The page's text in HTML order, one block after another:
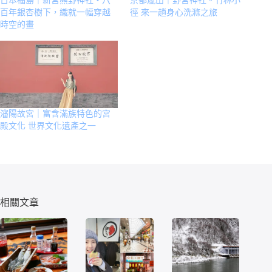
百年銀杏樹下，織就一幅穿越
時空的畫
徑 來一趟身心洗滌之旅
瀋陽故宮｜富含滿族特色的宮
殿文化 世界文化遺產之一
相關文章